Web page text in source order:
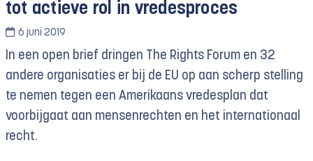
tot actieve rol in vredesproces
6 juni 2019
In een open brief dringen The Rights Forum en 32
andere organisaties er bij de EU op aan scherp stelling
te nemen tegen een Amerikaans vredesplan dat
voorbijgaat aan mensenrechten en het internationaal
recht.